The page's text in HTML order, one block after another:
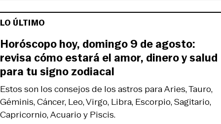
LO ÚLTIMO
Estos son los consejos de los astros para Aries, Tauro,
Géminis, Cáncer, Leo, Virgo, Libra, Escorpio, Sagitario,
Capricornio, Acuario y Piscis.
Horóscopo hoy, domingo 9 de agosto:
revisa cómo estará el amor, dinero y salud
para tu signo zodiacal